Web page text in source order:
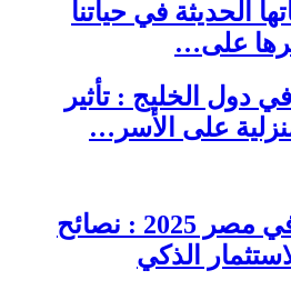
الحديثة في حياتنا
على…
دول الخليج : تأثير
على الأسر…
العقارات في مصر 2025 : نصائح
الذكي